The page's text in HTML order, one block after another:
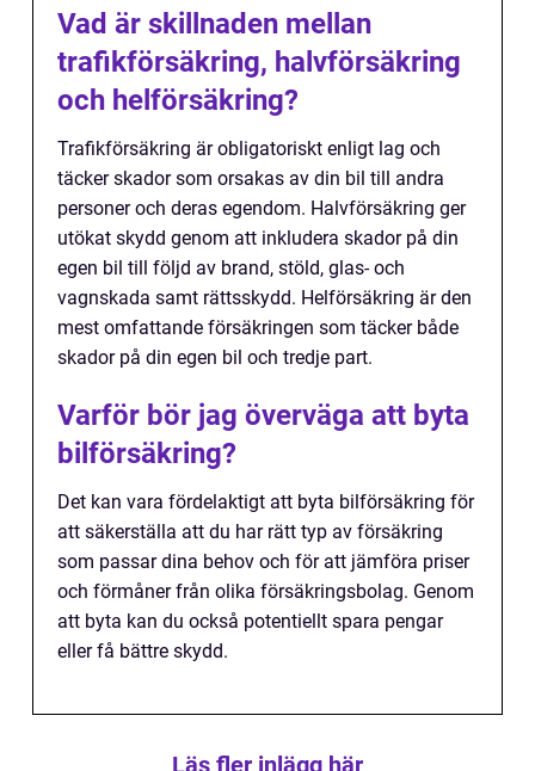
Vad är skillnaden mellan
trafikförsäkring, halvförsäkring
och helförsäkring?
Trafikförsäkring är obligatoriskt enligt lag och
täcker skador som orsakas av din bil till andra
personer och deras egendom. Halvförsäkring ger
utökat skydd genom att inkludera skador på din
egen bil till följd av brand, stöld, glas- och
vagnskada samt rättsskydd. Helförsäkring är den
mest omfattande försäkringen som täcker både
skador på din egen bil och tredje part.
Varför bör jag överväga att byta
bilförsäkring?
Det kan vara fördelaktigt att byta bilförsäkring för
att säkerställa att du har rätt typ av försäkring
som passar dina behov och för att jämföra priser
och förmåner från olika försäkringsbolag. Genom
att byta kan du också potentiellt spara pengar
eller få bättre skydd.